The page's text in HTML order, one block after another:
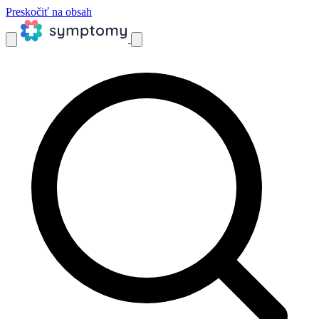
Preskočiť na obsah